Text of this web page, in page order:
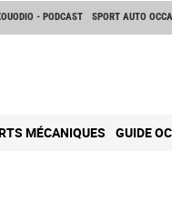
- PODCAST SPORT AUTO
MÉCANIQUES GUIDE